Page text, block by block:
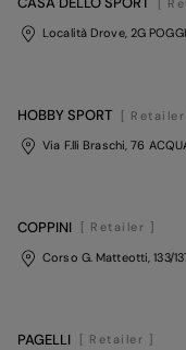
Località Drove, 2G
HOBBY SPORT
[
Via F.lli Braschi, 76
COPPINI
[ Retailer ]
Corso G. Matteotti, 133/
PAGELLI
[ Retailer ]